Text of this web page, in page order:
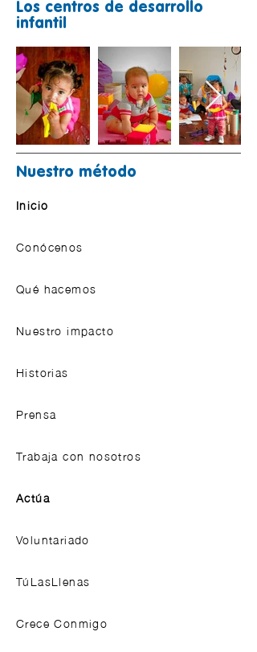
Los centros de desarrollo
infantil
Nuestro método
Inicio
Conócenos
Qué hacemos
Nuestro impacto
Historias
Prensa
Trabaja con nosotros
Actúa
Voluntariado
TúLasLlenas
Crece Conmigo